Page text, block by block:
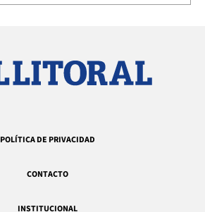
POLÍTICA DE PRIVACIDAD
CONTACTO
INSTITUCIONAL